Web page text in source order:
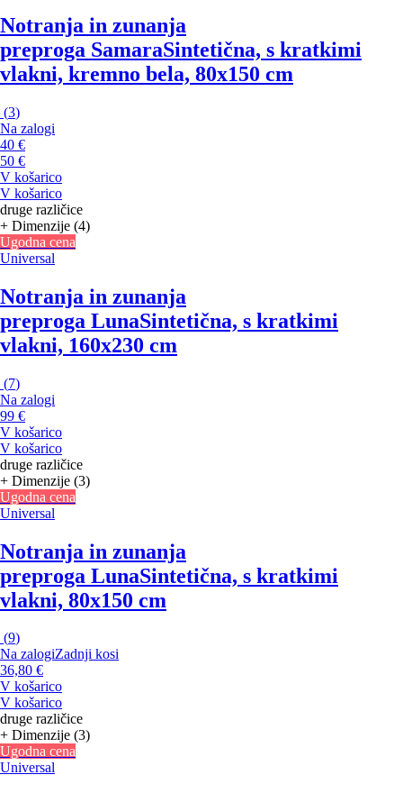
Notranja in zunanja
preproga SamaraSintetična, s kratkimi
vlakni, kremno bela, 80x150 cm
(3)
Na zalogi
40 €
50 €
V košarico
V košarico
druge različice
+ Dimenzije (4)
Ugodna cena
Universal
Notranja in zunanja
preproga LunaSintetična, s kratkimi
vlakni, 160x230 cm
(7)
Na zalogi
99 €
V košarico
V košarico
druge različice
+ Dimenzije (3)
Ugodna cena
Universal
Notranja in zunanja
preproga LunaSintetična, s kratkimi
vlakni, 80x150 cm
(9)
Na zalogiZadnji kosi
36,80 €
V košarico
V košarico
druge različice
+ Dimenzije (3)
Ugodna cena
Universal